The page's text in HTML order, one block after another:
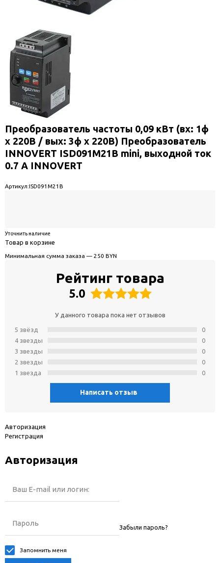
Преобразователь частоты 0,09 кВт (вх: 1ф
x 220В / вых: 3ф х 220В) Преобразователь
INNOVERT ISD091M21B mini, выходной ток
0.7 А INNOVERT
Артикул:ISD091M21B
Уточнить наличие
Товар в корзине
Минимальная сумма заказа — 250 BYN
Рейтинг товара
5.0
У данного товара пока нет отзывов
5 звёзд
4 звeзды
3 звeзды
2 звeзды
1 звeзда
0
0
0
0
0
Написать отзыв
Авторизация
Регистрация
Авторизация
Ваш E-mail или логин:
Пароль Забыли пароль?
Запомнить меня